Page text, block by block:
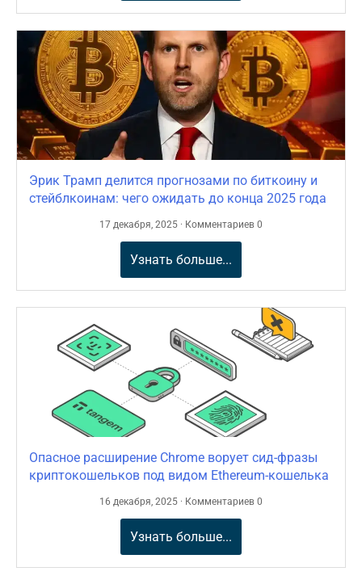
Эрик Трамп делится прогнозами по биткоину и
стейблкоинам: чего ожидать до конца 2025 года
17 декабря, 2025 · Комментариев 0
Узнать больше...
Опасное расширение Chrome ворует сид-фразы
криптокошельков под видом Ethereum-кошелька
16 декабря, 2025 · Комментариев 0
Узнать больше...